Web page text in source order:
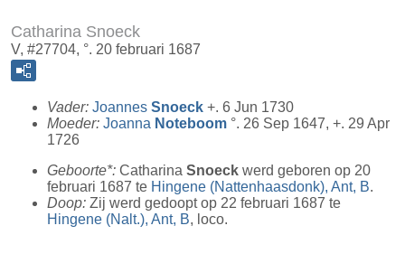
Catharina Snoeck
V, #27704, °. 20 februari 1687
Vader: Joannes Snoeck +. 6 Jun 1730
Moeder: Joanna Noteboom °. 26 Sep 1647, +. 29 Apr
1726
Geboorte*: Catharina Snoeck werd geboren op 20
februari 1687 te Hingene (Nattenhaasdonk), Ant, B.
Doop: Zij werd gedoopt op 22 februari 1687 te
Hingene (Nalt.), Ant, B, loco.